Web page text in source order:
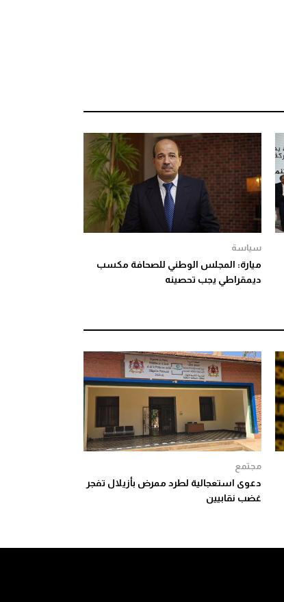
سياسة
ميارة: المجلس الوطني للصحافة مكسب
ديمقراطي يجب تحصينه
مجتمع
دعوى استعجالية لطرد ممرض بأزيلال تفجر
غضب نقابيين